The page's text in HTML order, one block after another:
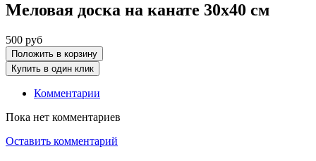
Меловая доска на канате 30х40 см
500 руб
Положить в корзину
Купить в один клик
Комментарии
Пока нет комментариев
Оставить комментарий